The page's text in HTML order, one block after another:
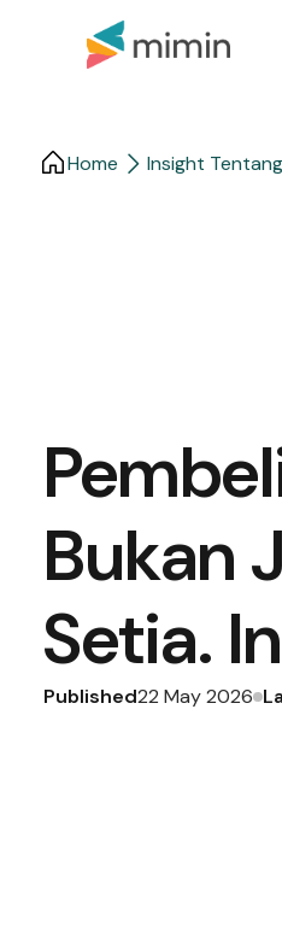
Home Insight
Bukan
Setia.
Published22 May 2026